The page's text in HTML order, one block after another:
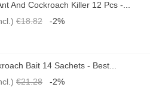
And Cockroach Killer 12 Pcs -...
€18.82 -2%
Bait 14 Sachets - Best...
€21.28 -2%